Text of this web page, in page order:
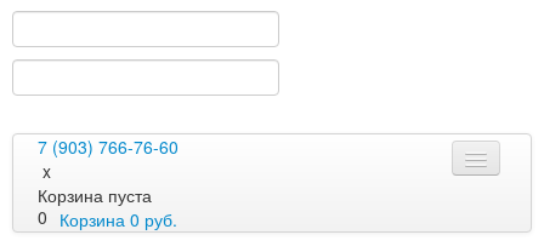
7 (903) 766-76-60
x
Корзина пуста
0 Корзина 0 руб.